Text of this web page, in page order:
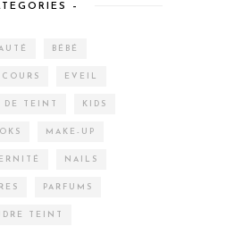
–
BÉBÉ
EVEIL
DE TEINT KIDS
MAKE-UP
NAILS
PARFUMS
TEINT